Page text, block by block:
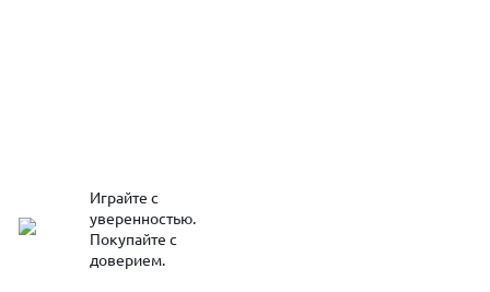
Играйте с
уверенностью.
Покупайте с
доверием.